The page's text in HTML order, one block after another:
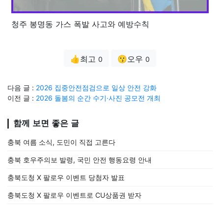
청주 봉명동 가스 폭발 사고와 예방수칙
👍최고 0 😗오우 0
다음 글 : 2026 집중안전점검으로 일상 안전 강화
이전 글 : 2026 돌봄의 순간 수기·사진 공모전 개최
함께 보면 좋은 글
충북 여름 소식, 도민이 직접 고른다
충북 호우주의보 발령, 국민 안전 행동요령 안내
충북도청 X 팔로우 이벤트 당첨자 발표
충북도청 X 팔로우 이벤트로 CU상품권 받자